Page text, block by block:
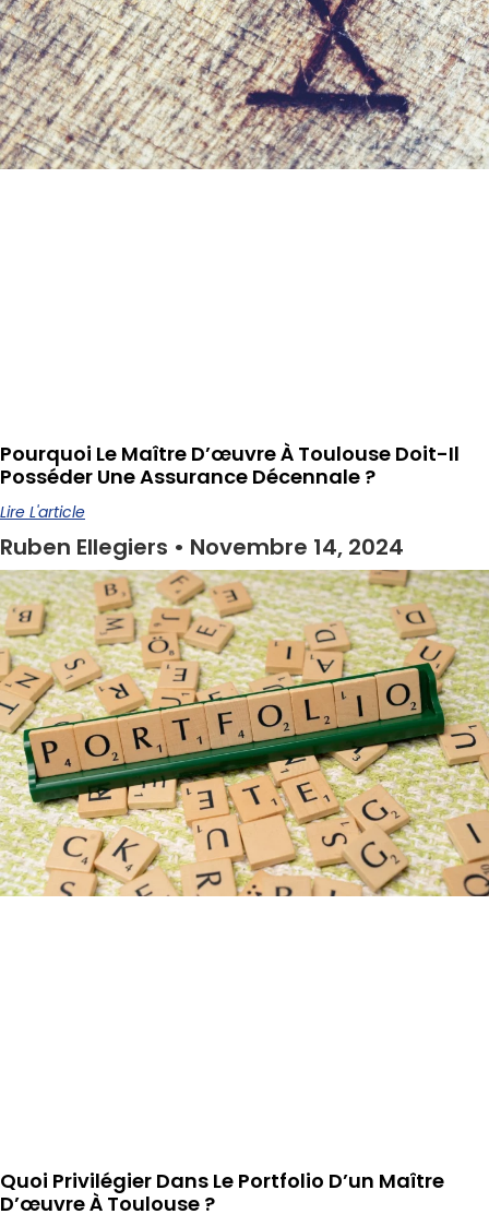
Pourquoi Le Maître D’œuvre À Toulouse Doit-Il
Posséder Une Assurance Décennale ?
Lire L'article
Ruben Ellegiers Novembre 14, 2024
Quoi Privilégier Dans Le Portfolio D’un Maître
D’œuvre À Toulouse ?